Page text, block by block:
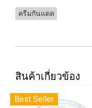
ครีมกันแดด
สินค้าเกี่ยวข้อง
Best Seller